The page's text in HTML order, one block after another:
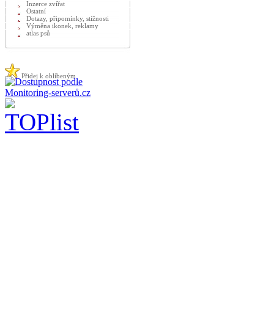
Inzerce zvířat
Ostatní
Dotazy, připomínky, stížnosti
Výměna ikonek, reklamy
atlas psů
Přidej k oblíbeným